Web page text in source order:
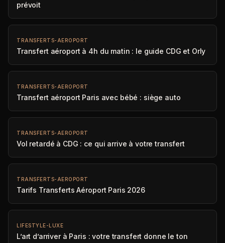
prévoit
TRANSFERTS-AEROPORT
Transfert aéroport à 4h du matin : le guide CDG et Orly
TRANSFERTS-AEROPORT
Transfert aéroport Paris avec bébé : siège auto
TRANSFERTS-AEROPORT
Vol retardé à CDG : ce qui arrive à votre transfert
TRANSFERTS-AEROPORT
Tarifs Transferts Aéroport Paris 2026
LIFESTYLE-LUXE
L’art d’arriver à Paris : votre transfert donne le ton